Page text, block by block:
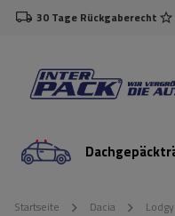
30 Tage Rückgaberecht
Startseite Dacia